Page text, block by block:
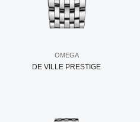
OMEGA
DE VILLE PRESTIGE